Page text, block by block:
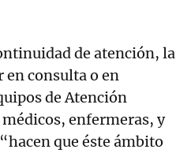
de atención, la
consulta o en
de Atención
enfermeras, y
que éste ámbito